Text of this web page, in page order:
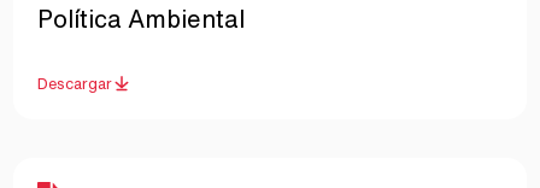
Nombre
Política Ambiental
Descargar